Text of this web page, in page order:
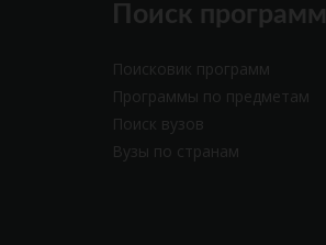
Поиск
Поисковик программ
Программы по предметам
Поиск вузов
Вузы по странам